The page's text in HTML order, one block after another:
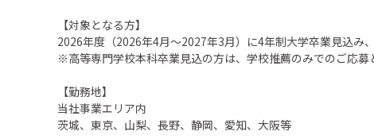
【対象となる方】
2026年度（2026年4月～2027年3月）に4年制大学卒業見込み
※高等専門学校本科卒業見込の方は、学校推薦のみでのご応募
【勤務地】
当社事業エリア内
茨城、東京、山梨、長野、静岡、愛知、大阪等